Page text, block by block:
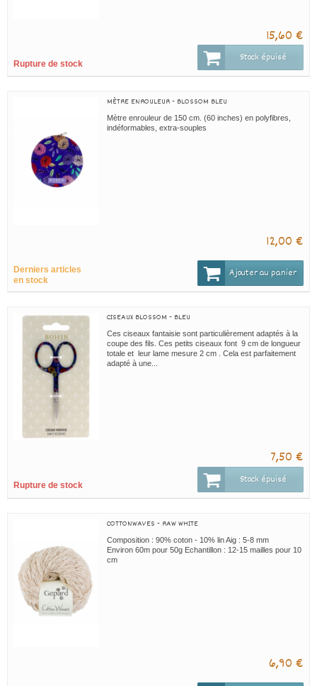
15,60 €
Rupture de stock Stock épuisé
MÈTRE ENROULEUR - BLOSSOM BLEU
Mètre enrouleur de 150 cm. (60 inches) en polyfibres,
indéformables, extra-souples
12,00 €
Derniers articles
en stock
Ajouter au panier
CISEAUX BLOSSOM - BLEU
Ces ciseaux fantaisie sont particulièrement adaptés à la
coupe des fils. Ces petits ciseaux font 9 cm de longueur
totale et leur lame mesure 2 cm . Cela est parfaitement
adapté à une...
7,50 €
Rupture de stock Stock épuisé
COTTONWAVES - RAW WHITE
Composition : 90% coton - 10% lin Aig : 5-8 mm
Environ 60m pour 50g Echantillon : 12-15 mailles pour 10
cm
6,90 €